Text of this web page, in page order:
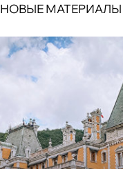
НОВЫЕ МАТЕРИАЛЫ